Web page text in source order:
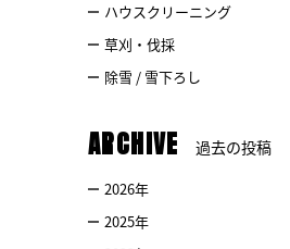
ハウスクリーニング
草刈・伐採
除雪 / 雪下ろし
ARCHIVE 過去の投稿
2026年
2025年